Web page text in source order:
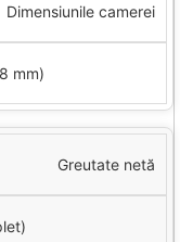
Dimensiunile camerei
mm)
Greutate netă